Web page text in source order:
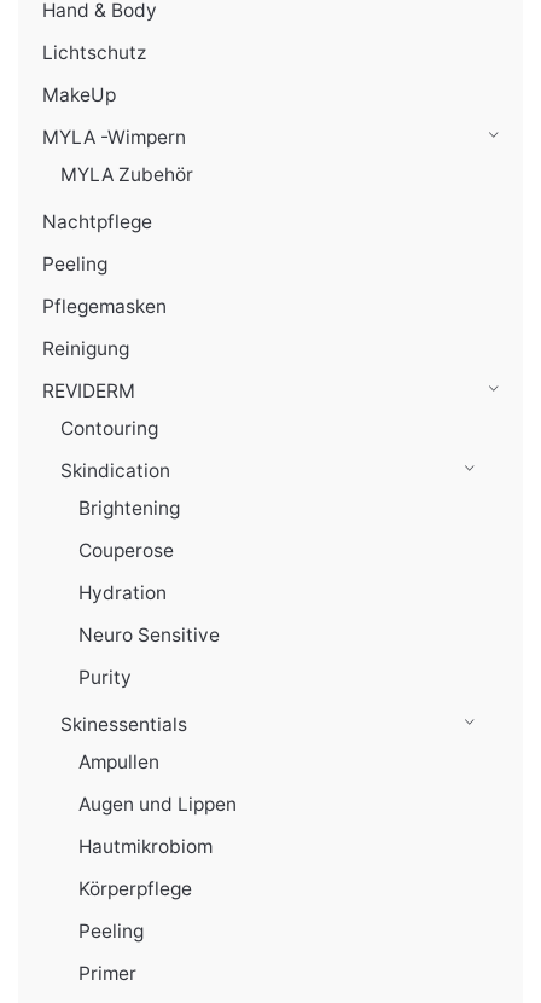
Hand & Body
Lichtschutz
MakeUp
MYLA -Wimpern
MYLA Zubehör
Nachtpflege
Peeling
Pflegemasken
Reinigung
REVIDERM
Contouring
Skindication
Brightening
Couperose
Hydration
Neuro Sensitive
Purity
Skinessentials
Ampullen
Augen und Lippen
Hautmikrobiom
Körperpflege
Peeling
Primer